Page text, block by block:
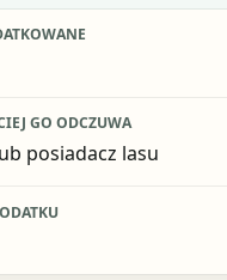
posiadacz lasu